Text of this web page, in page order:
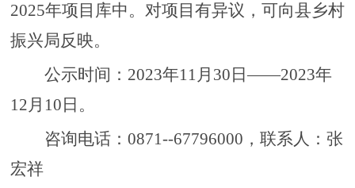
2025年项目库中。 对项目有异议，可向县乡村
振兴局反映。
公示时间： 2023年11月 30 日——2023年
12月 10 日。
咨询电话： 0871--67796000，联系人：张
宏祥